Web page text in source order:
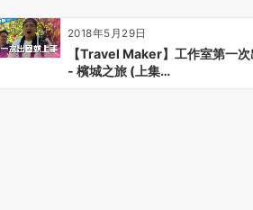
2018年5月29日
【Travel Maker】工作室第一
- 檳城之旅 (上集…